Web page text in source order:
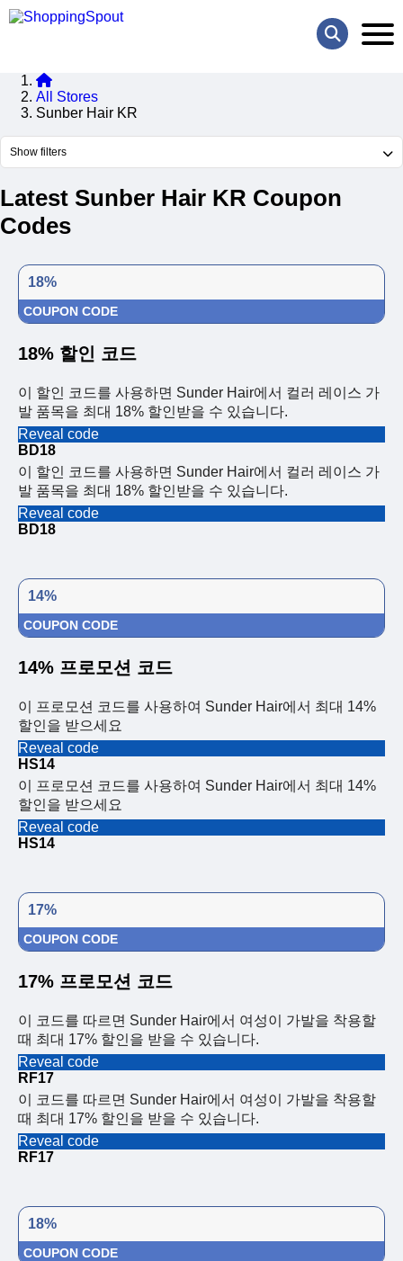
All Stores
Sunber Hair KR
Show filters
Latest Sunber Hair KR Coupon
Codes
18%
COUPON CODE
18% 할인 코드
이 할인 코드를 사용하면 Sunder Hair에서 컬러 레이스 가
발 품목을 최대 18% 할인받을 수 있습니다.
Reveal code
BD18
이 할인 코드를 사용하면 Sunder Hair에서 컬러 레이스 가
발 품목을 최대 18% 할인받을 수 있습니다.
Reveal code
BD18
14%
COUPON CODE
14% 프로모션 코드
이 프로모션 코드를 사용하여 Sunder Hair에서 최대 14%
할인을 받으세요
Reveal code
HS14
이 프로모션 코드를 사용하여 Sunder Hair에서 최대 14%
할인을 받으세요
Reveal code
HS14
17%
COUPON CODE
17% 프로모션 코드
이 코드를 따르면 Sunder Hair에서 여성이 가발을 착용할
때 최대 17% 할인을 받을 수 있습니다.
Reveal code
RF17
이 코드를 따르면 Sunder Hair에서 여성이 가발을 착용할
때 최대 17% 할인을 받을 수 있습니다.
Reveal code
RF17
18%
COUPON CODE